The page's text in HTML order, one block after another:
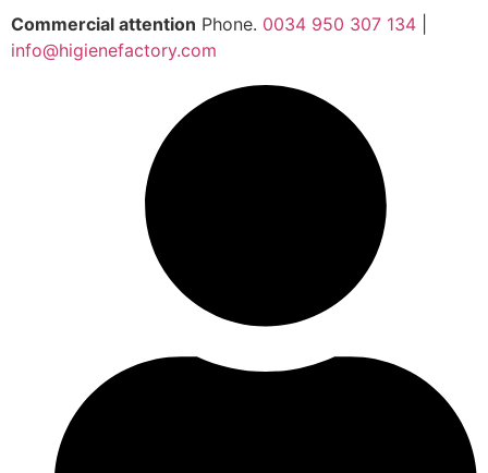
Commercial attention Phone. 0034 950 307 134
info@higienefactory.com